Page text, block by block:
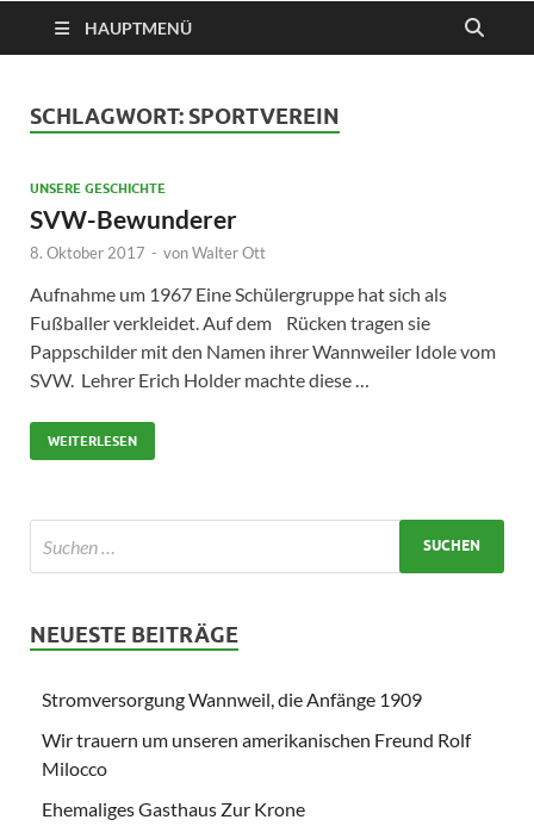
HAUPTMENÜ
SCHLAGWORT: SPORTVEREIN
UNSERE GESCHICHTE
SVW-Bewunderer
8. Oktober 2017 - vonWalter Ott
Aufnahme um 1967 Eine Schülergruppe hat sich als
Fußballer verkleidet. Auf dem Rücken tragen sie
Pappschilder mit den Namen ihrer Wannweiler Idole vom
SVW. Lehrer Erich Holder machte diese …
WEITERLESEN
NEUESTE BEITRÄGE
Stromversorgung Wannweil, die Anfänge 1909
Wir trauern um unseren amerikanischen Freund Rolf
Milocco
Ehemaliges Gasthaus Zur Krone